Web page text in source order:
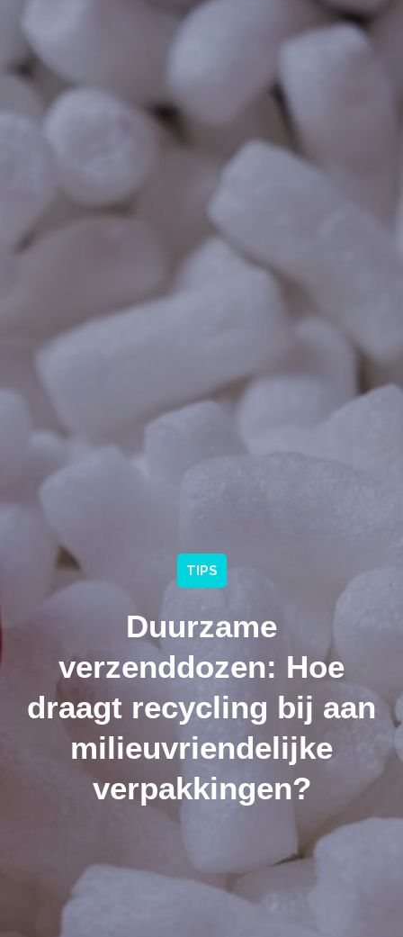
TIPS
Duurzame
verzenddozen: Hoe
draagt recycling bij aan
milieuvriendelijke
verpakkingen?